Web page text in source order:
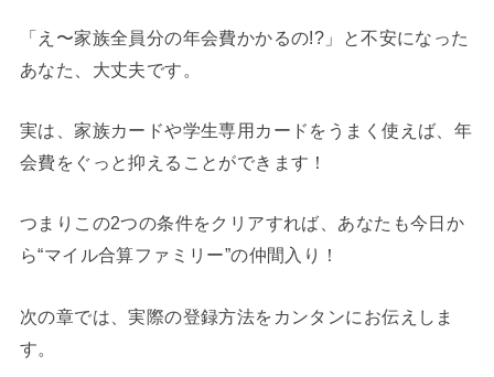
「え〜家族全員分の年会費かかるの!?」と不安になった
あなた、大丈夫です。
実は、家族カードや学生専用カードをうまく使えば、年
会費をぐっと抑えることができます！
つまりこの2つの条件をクリアすれば、あなたも今日か
ら“マイル合算ファミリー”の仲間入り！
次の章では、実際の登録方法をカンタンにお伝えしま
す。